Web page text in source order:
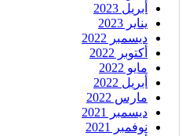
أبريل 2023
يناير 2023
ديسمبر 2022
أكتوبر 2022
مايو 2022
أبريل 2022
مارس 2022
ديسمبر 2021
نوفمبر 2021